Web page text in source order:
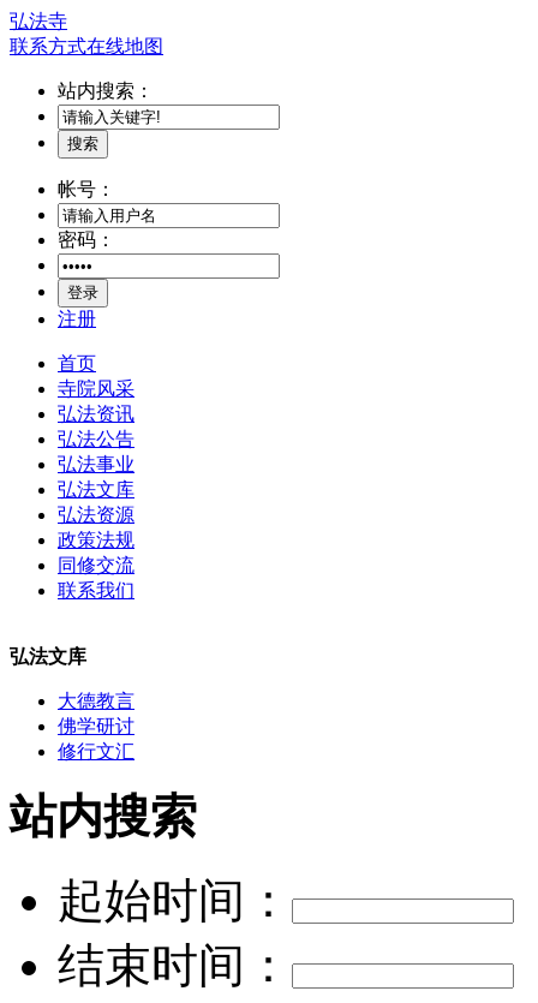
弘法寺
联系方式在线地图
站内搜索：
搜索
帐号：
密码：
登录
注册
首页
寺院风采
弘法资讯
弘法公告
弘法事业
弘法文库
弘法资源
政策法规
同修交流
联系我们
弘法文库
大德教言
佛学研讨
修行文汇
站内搜索
起始时间：
结束时间：